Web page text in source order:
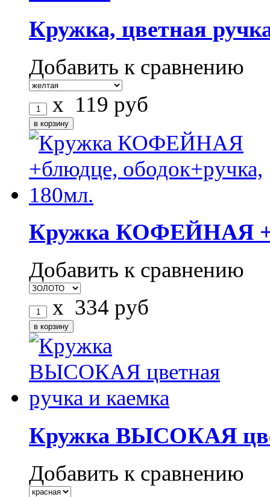
Кружка, цветная
Добавить к сравнению
x 119 руб
Кружка КОФЕЙНАЯ
Добавить к сравнению
x 334 руб
Кружка ВЫСОКАЯ
Добавить к сравнению